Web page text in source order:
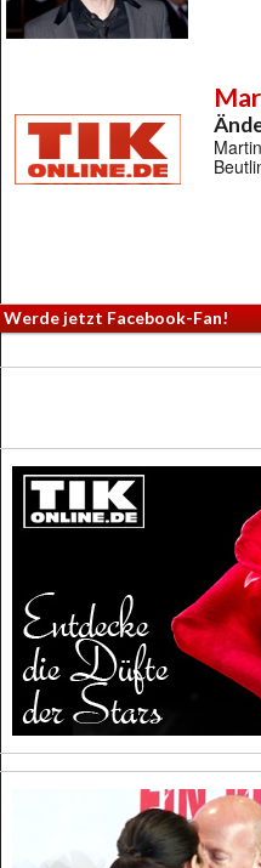
Werde jetzt Facebook-Fan!